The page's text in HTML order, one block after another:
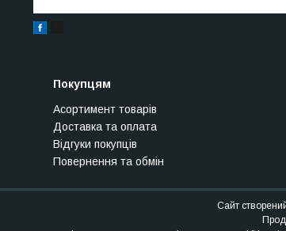
Покупцям
Асортимент товарів
Доставка та оплата
Відгуки покупців
Повернення та обмін
Сайт